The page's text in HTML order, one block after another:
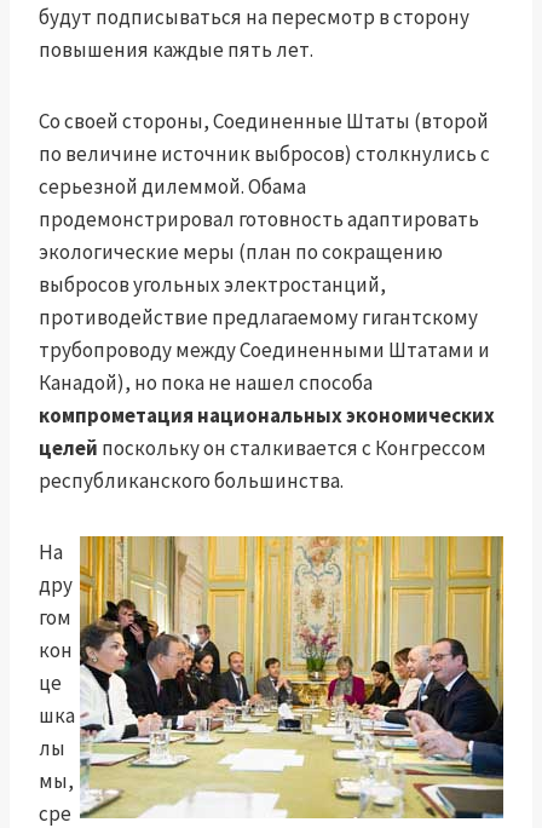
будут подписываться на пересмотр в сторону
повышения каждые пять лет.
Со своей стороны, Соединенные Штаты (второй
по величине источник выбросов) столкнулись с
серьезной дилеммой. Обама
продемонстрировал готовность адаптировать
экологические меры (план по сокращению
выбросов угольных электростанций,
противодействие предлагаемому гигантскому
трубопроводу между Соединенными Штатами и
Канадой), но пока не нашел способа
компрометация национальных экономических
целей поскольку он сталкивается с Конгрессом
республиканского большинства.
На
дру
гом
кон
це
шка
лы
мы,
сре